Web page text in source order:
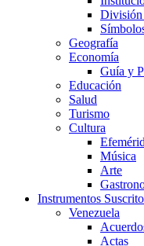
División
Geografía
Economía
Guía y
Educación
Salud
Turismo
Cultura
Música
Arte
Instrumentos
Venezuela
Actas